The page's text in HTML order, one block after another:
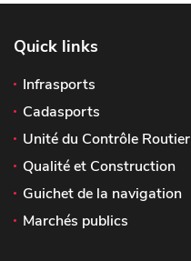
Quick links
Infrasports
Cadasports
Unité du Contrôle Routier
Qualité et Construction
Guichet de la navigation
Marchés publics